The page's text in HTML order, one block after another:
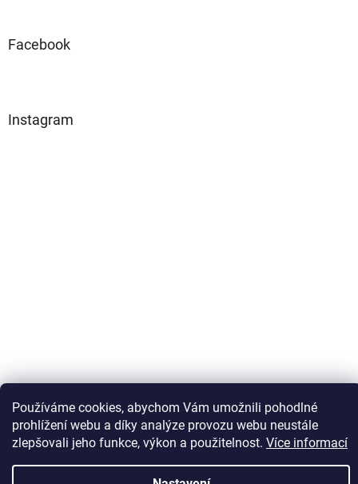
Používáme cookies, abychom Vám umožnili pohodlné
prohlížení webu a díky analýze provozu webu neustále
zlepšovali jeho funkce, výkon a použitelnost. Více informací
Facebook
Instagram
Sledovat na Instagramu